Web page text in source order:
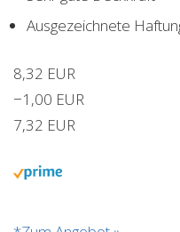
Ausgezeichnete
8,32 EUR
−1,00 EUR
7,32 EUR